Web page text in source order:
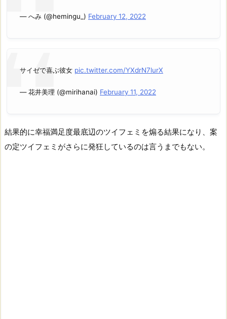
— へみ (@hemingu_) February 12, 2022
サイゼで喜ぶ彼女 pic.twitter.com/YXdrN7lurX
— 花井美理 (@mirihanai) February 11, 2022
結果的に幸福満足度最底辺のツイフェミを煽る結果になり、案
の定ツイフェミがさらに発狂しているのは言うまでもない。